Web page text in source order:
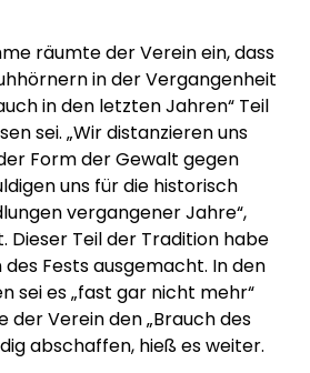
räumte der Verein ein, dass
in der Vergangenheit
in den letzten Jahren“ Teil
sei. „Wir distanzieren uns
Form der Gewalt gegen
uns für die historisch
vergangener Jahre“,
Dieser Teil der Tradition habe
Fests ausgemacht. In den
sei es „fast gar nicht mehr“
der Verein den „Brauch des
abschaffen, hieß es weiter.